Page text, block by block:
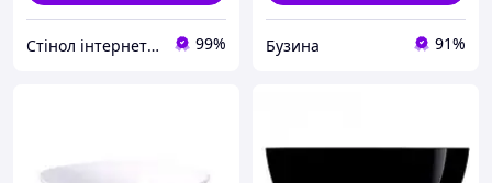
Стінол інтернет магазин 99% Бузина 91%